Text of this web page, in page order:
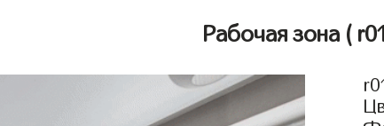
Рабочая зона (